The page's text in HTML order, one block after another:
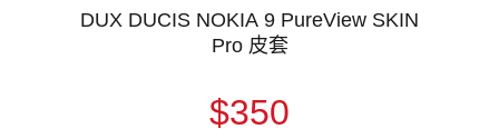
DUX DUCIS NOKIA 9 PureView SKIN
Pro 皮套
$350